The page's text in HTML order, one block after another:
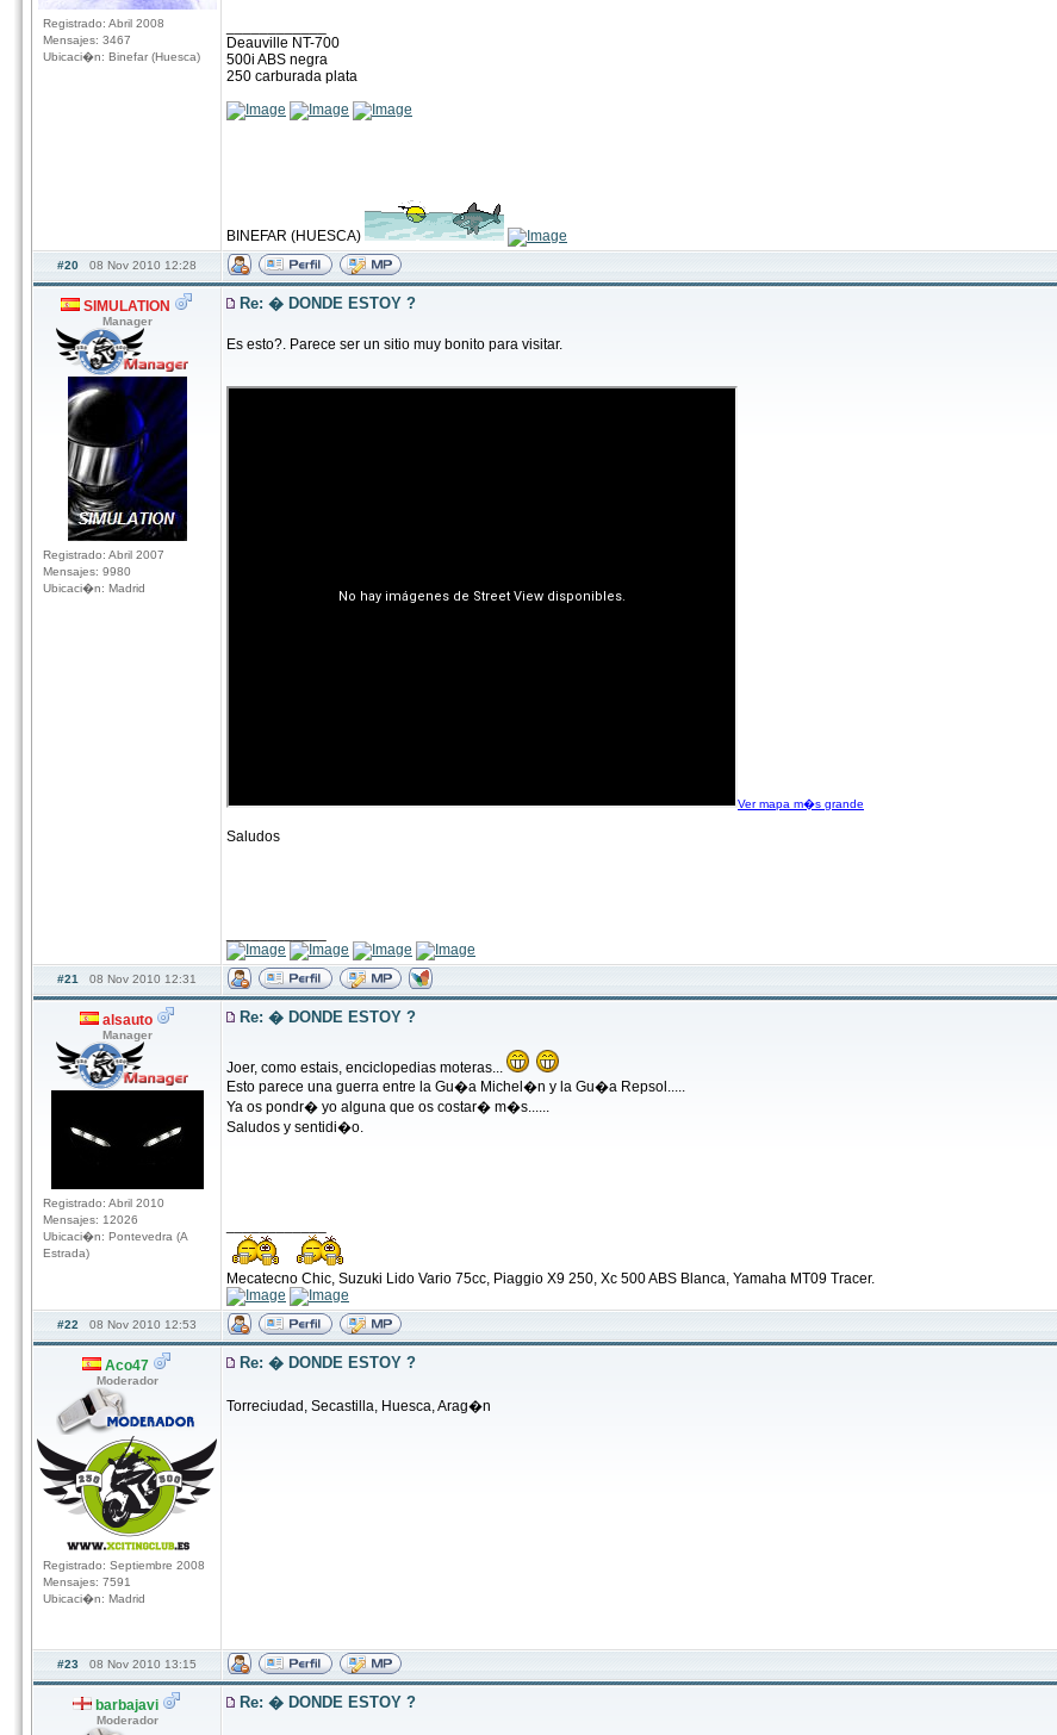
Registrado: Abril 2008
Mensajes: 3467
Ubicaci�n: Binefar (Huesca)
Deauville NT-700
500i ABS negra
250 carburada plata
BINEFAR (HUESCA)
#20 08 Nov 2010 12:28
SIMULATION
Manager
Registrado: Abril 2007
Mensajes: 9980
Ubicaci�n: Madrid
Re: � DONDE ESTOY ?
Es esto?. Parece ser un sitio muy bonito para visitar.
Ver mapa m�s grande
Saludos
#21 08 Nov 2010 12:31
alsauto
Manager
Registrado: Abril 2010
Mensajes: 12026
Ubicaci�n: Pontevedra (A
Estrada)
Re: � DONDE ESTOY ?
Joer, como estais, enciclopedias moteras...
Esto parece una guerra entre la Gu�a Michel�n y la Gu�a Repsol.....
Ya os pondr� yo alguna que os costar� m�s......
Saludos y sentidi�o.
Mecatecno Chic, Suzuki Lido Vario 75cc, Piaggio X9 250, Xc 500 ABS Blanca, Yamaha MT09 Tracer.
#22 08 Nov 2010 12:53
Aco47
Moderador
Registrado: Septiembre 2008
Mensajes: 7591
Ubicaci�n: Madrid
Re: � DONDE ESTOY ?
Torreciudad, Secastilla, Huesca, Arag�n
#23 08 Nov 2010 13:15
barbajavi
Moderador
Re: � DONDE ESTOY ?